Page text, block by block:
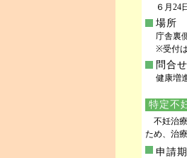
６月24
場所
庁舎裏
※受付
問合せ
健康増
特定不
不妊治療
ため、治
申請